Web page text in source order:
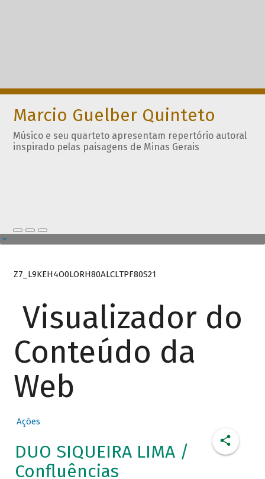
Marcio Guelber Quinteto
Músico e seu quarteto apresentam repertório autoral
inspirado pelas paisagens de Minas Gerais
Z7_L9KEH4O0LORH80ALCLTPF80S21
Visualizador do
Conteúdo da
Web
Ações
DUO SIQUEIRA LIMA /
Confluências